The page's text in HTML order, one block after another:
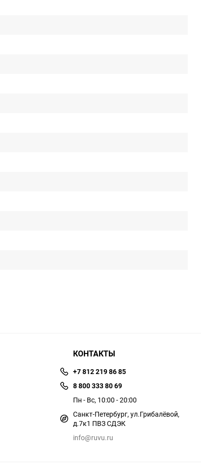
КОНТАКТЫ
+7 812 219 86 85
8 800 333 80 69
Пн - Вс, 10:00 - 20:00
Санкт-Петербург, ул.​​Грибалёвой,
д.7к1 ПВЗ СДЭК
info@ruvu.ru